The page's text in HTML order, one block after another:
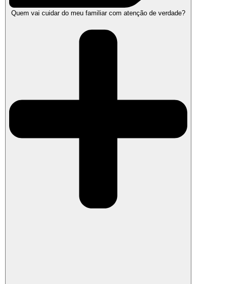
Quem vai cuidar do meu familiar com atenção de verdade?